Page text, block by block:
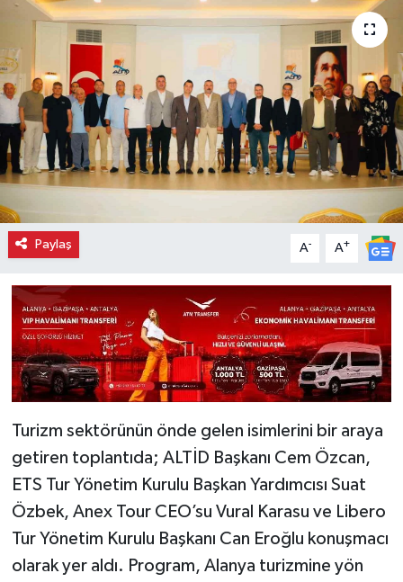
Paylaş A- A+
Turizm sektörünün önde gelen isimlerini bir araya
getiren toplantıda; ALTİD Başkanı Cem Özcan,
ETS Tur Yönetim Kurulu Başkan Yardımcısı Suat
Özbek, Anex Tour CEO’su Vural Karasu ve Libero
Tur Yönetim Kurulu Başkanı Can Eroğlu konuşmacı
olarak yer aldı. Program, Alanya turizmine yön